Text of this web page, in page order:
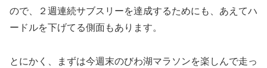
ので、２週連続サブスリーを達成するためにも、あえてハ
ードルを下げてる側面もあります。
とにかく、まずは今週末のびわ湖マラソンを楽しんで走っ